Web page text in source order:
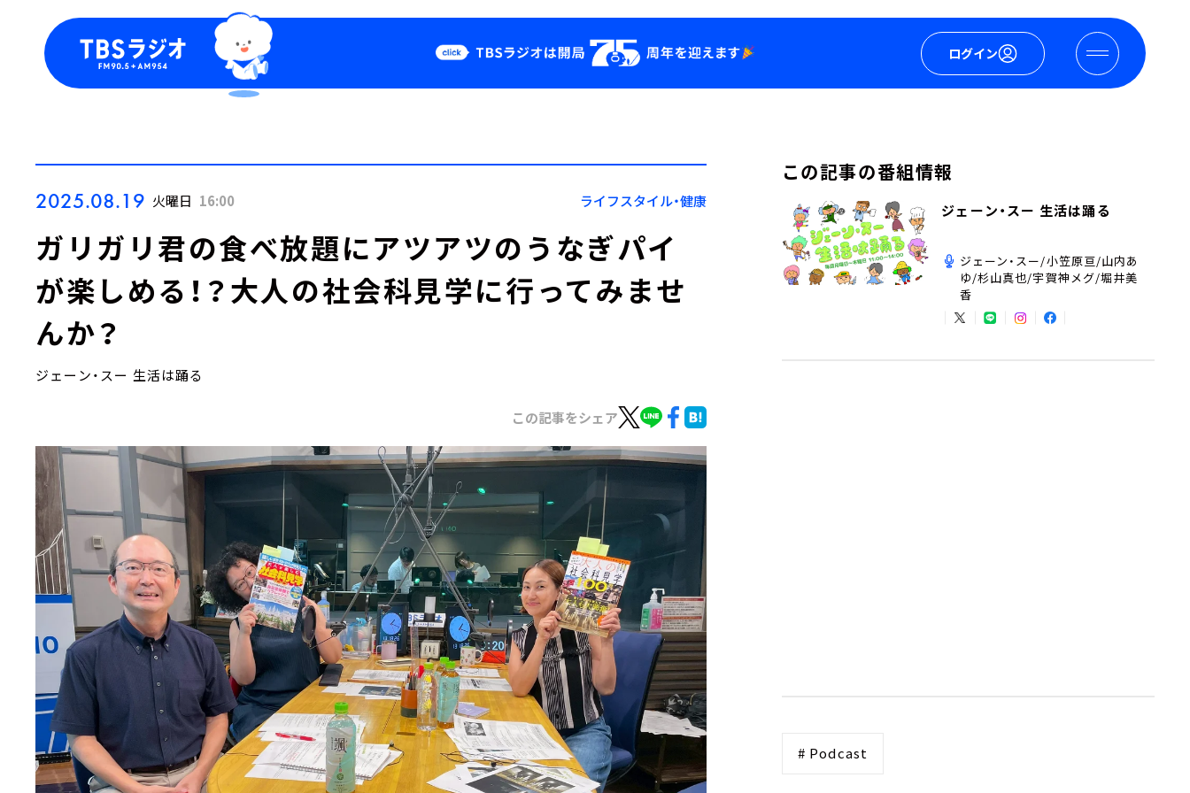
ログイン
Podcast
YouTube
会社情報
2025.08.19 火曜日 16:00 ライフスタイル・健康
ガリガリ君の食べ放題にアツアツのうなぎパイ
が楽しめる！？大人の社会科見学に行ってみませ
んか？
ジェーン・スー 生活は踊る
この記事をシェア
この記事の番組情報
ジェーン・スー 生活は踊る
ジェーン・スー/小笠原亘/山内あ
ゆ/杉山真也/宇賀神メグ/堀井美
香
# Podcast